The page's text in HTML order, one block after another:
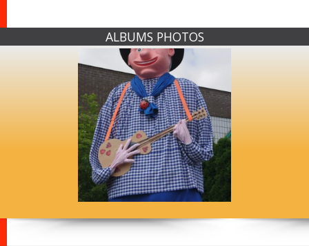
ALBUMS PHOTOS